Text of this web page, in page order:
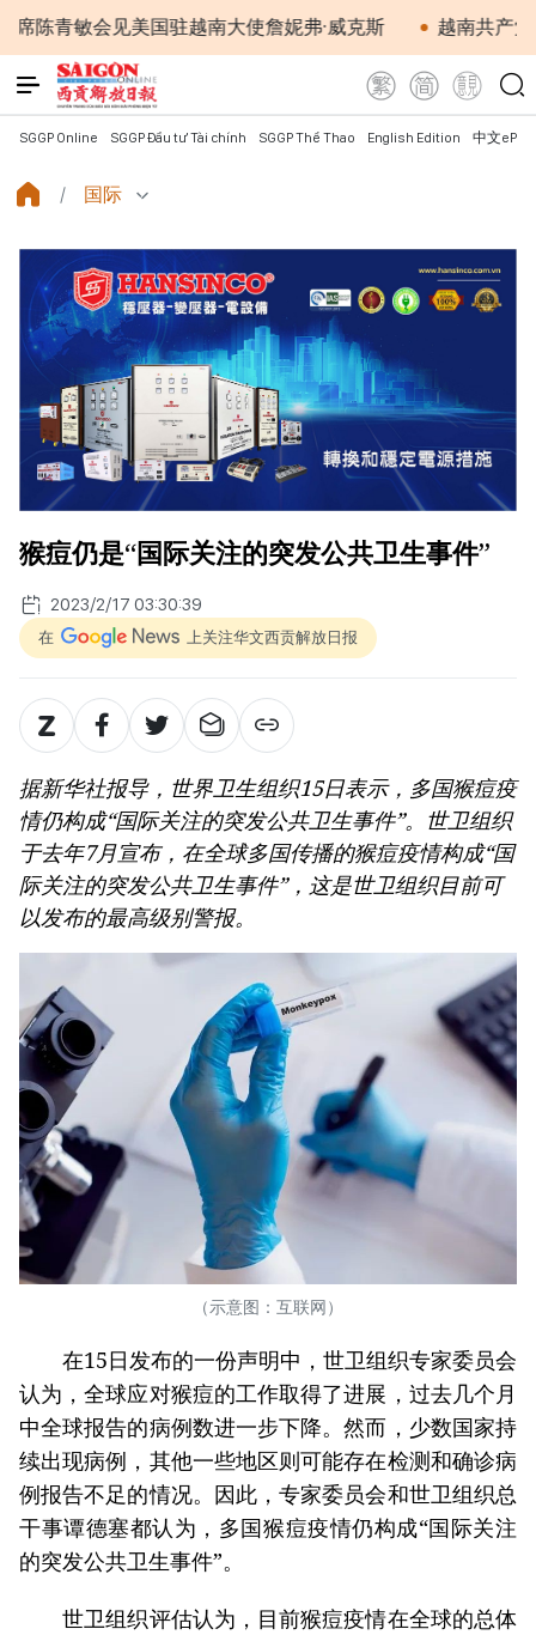
会见美国驻越南大使詹妮弗·威克斯 越南共产党中央总
SGGP Online SGGP Đầu tư Tài chính SGGP Thể Thao English Edition 中文
国际
猴痘仍是“国际关注的突发公共卫生事件”
2023/2/17 03:30:39
在 上关注华文西贡解放日报
据新华社报导，世界卫生组织15日表示，多国猴痘疫
情仍构成“国际关注的突发公共卫生事件”。世卫组织
于去年7月宣布，在全球多国传播的猴痘疫情构成“国
际关注的突发公共卫生事件”，这是世卫组织目前可
以发布的最高级别警报。
（示意图：互联网）
在15日发布的一份声明中，世卫组织专家委员会
认为，全球应对猴痘的工作取得了进展，过去几个月
中全球报告的病例数进一步下降。然而，少数国家持
续出现病例，其他一些地区则可能存在检测和确诊病
例报告不足的情况。因此，专家委员会和世卫组织总
干事谭德塞都认为，多国猴痘疫情仍构成“国际关注
的突发公共卫生事件”。
世卫组织评估认为，目前猴痘疫情在全球的总体